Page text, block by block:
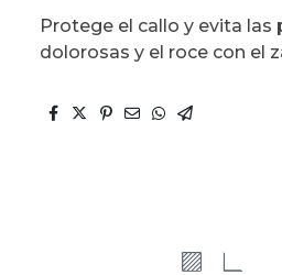
Protege el callo y evita las
dolorosas y el roce con el